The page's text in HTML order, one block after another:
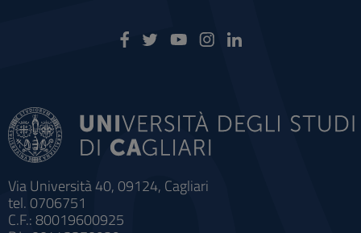
Via Università 40, 09124, Cagliari
tel. 0706751
C.F.: 80019600925